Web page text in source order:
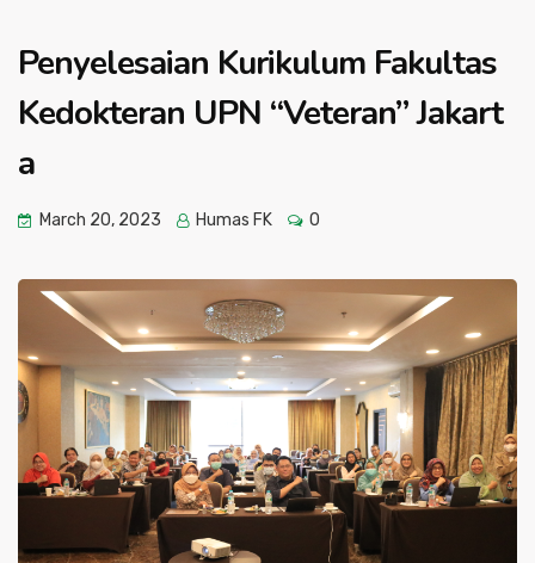
Penyelesaian Kurikulum Fakultas
Kedokteran UPN “Veteran” Jakart
a
March 20, 2023 Humas FK 0